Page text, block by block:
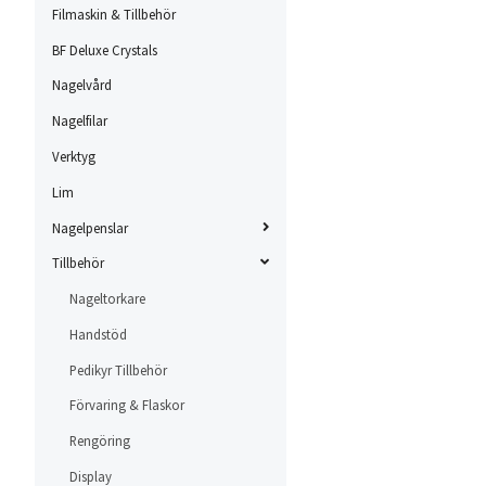
Filmaskin & Tillbehör
BF Deluxe Crystals
Nagelvård
Nagelfilar
Verktyg
Lim
Nagelpenslar
Tillbehör
Nageltorkare
Handstöd
Pedikyr Tillbehör
Förvaring & Flaskor
Rengöring
Display